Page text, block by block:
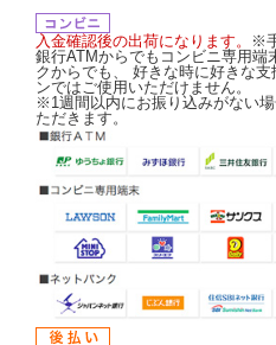
入金確認後の出荷になります。
※
銀行ATMからでもコンビニ専用端
クからでも、 好きな時に好きな
ンではご使用いただけません。
※1週間以内にお振り込みがない
ただきます。